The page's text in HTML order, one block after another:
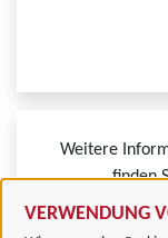
VERWENDUNG
Weitere
finden